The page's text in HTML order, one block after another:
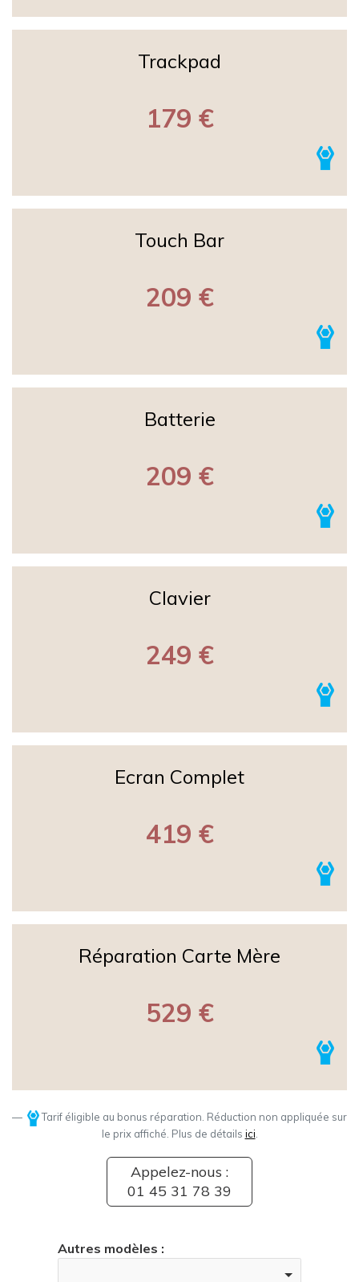
Trackpad
179 €
Touch Bar
209 €
Batterie
209 €
Clavier
249 €
Ecran Complet
419 €
Réparation Carte Mère
529 €
Tarif éligible au bonus réparation. Réduction non appliquée sur
le prix affiché. Plus de détails ici
Appelez-nous :
01 45 31 78 39
Autres modèles :